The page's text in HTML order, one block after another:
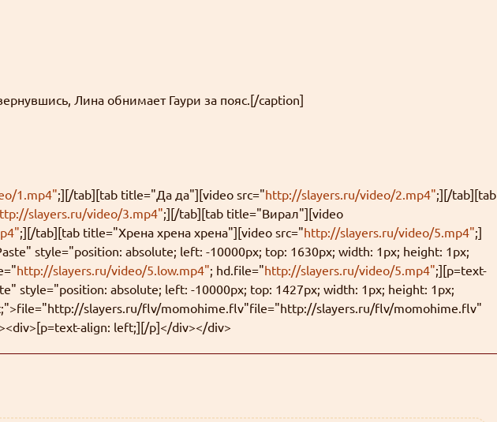
Лина обнимает Гаури за пояс.[/caption]
1.mp4";][/tab][tab title="Да да"][video src="http://slayers.ru/video/2.mp4";][/tab][tab
slayers.ru/video/3.mp4";][/tab][tab title="Вирал"][video
;][/tab][tab title="Хрена хрена хрена"][video src="http://slayers.ru/video/5.mp4";]
style="position: absolute; left: -10000px; top: 1630px; width: 1px; height: 1px;
http://slayers.ru/video/5.low.mp4"; hd.file="http://slayers.ru/video/5.mp4";][p=text-
style="position: absolute; left: -10000px; top: 1427px; width: 1px; height: 1px;
slayers.ru/flv/momohime.flv"file="http://slayers.ru/flv/momohime.flv"
align: left;][/p]</div></div>